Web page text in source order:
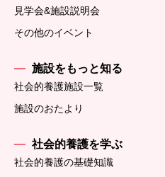
見学会&施設説明会
その他のイベント
施設をもっと知る
社会的養護施設一覧
施設のおたより
社会的養護を学ぶ
社会的養護の基礎知識